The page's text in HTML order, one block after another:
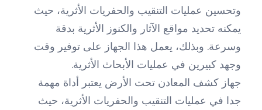
وتحسين عمليات التنقيب والحفريات الأثرية، حيث
يمكنه تحديد مواقع الآثار والكنوز الأثرية بدقة
وسرعة. وبذلك، يعمل هذا الجهاز على توفير وقت
وجهد كبيرين في عمليات الأبحاث الأثرية.
جهاز كشف المعادن تحت الأرض يعتبر أداة مهمة
جدا في عمليات التنقيب والحفريات الأثرية، حيث